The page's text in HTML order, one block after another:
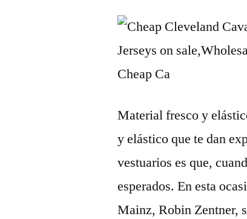
Material fresco y
y elástico que te dan
vestuarios es que,
esperados. En esta
Mainz, Robin Zentner,